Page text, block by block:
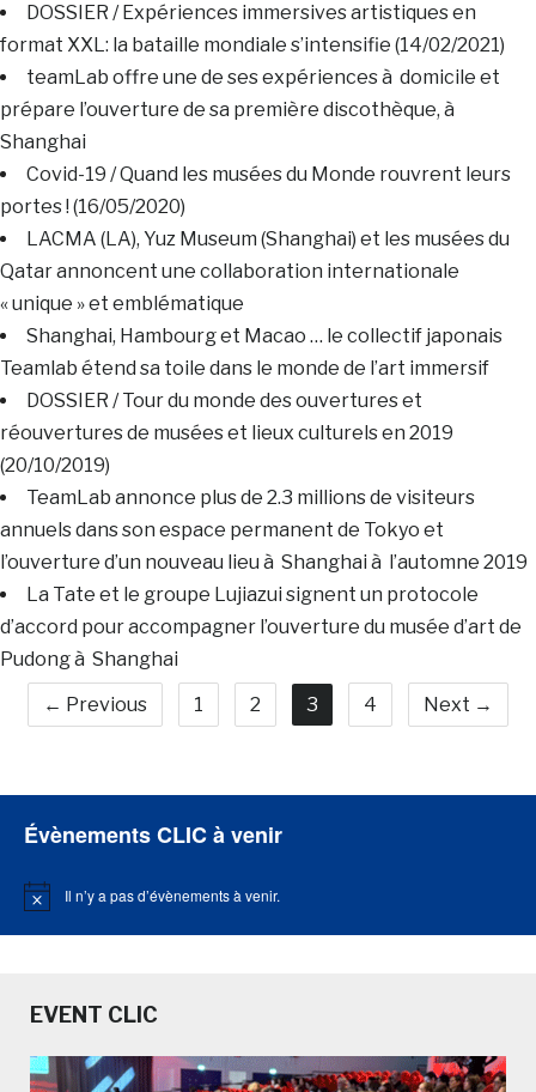
DOSSIER / Expériences immersives artistiques en
format XXL: la bataille mondiale s’intensifie (14/02/2021)
teamLab offre une de ses expériences à domicile et
prépare l’ouverture de sa première discothèque, à
Shanghai
Covid-19 / Quand les musées du Monde rouvrent leurs
portes ! (16/05/2020)
LACMA (LA), Yuz Museum (Shanghai) et les musées du
Qatar annoncent une collaboration internationale
« unique » et emblématique
Shanghai, Hambourg et Macao … le collectif japonais
Teamlab étend sa toile dans le monde de l’art immersif
DOSSIER / Tour du monde des ouvertures et
réouvertures de musées et lieux culturels en 2019
(20/10/2019)
TeamLab annonce plus de 2.3 millions de visiteurs
annuels dans son espace permanent de Tokyo et
l’ouverture d’un nouveau lieu à Shanghai à l’automne 2019
La Tate et le groupe Lujiazui signent un protocole
d’accord pour accompagner l’ouverture du musée d’art de
Pudong à Shanghai
← Previous
1 2 3 4 Next →
Évènements CLIC à venir
Notice Il n’y a pas d’évènements à venir.
EVENT CLIC